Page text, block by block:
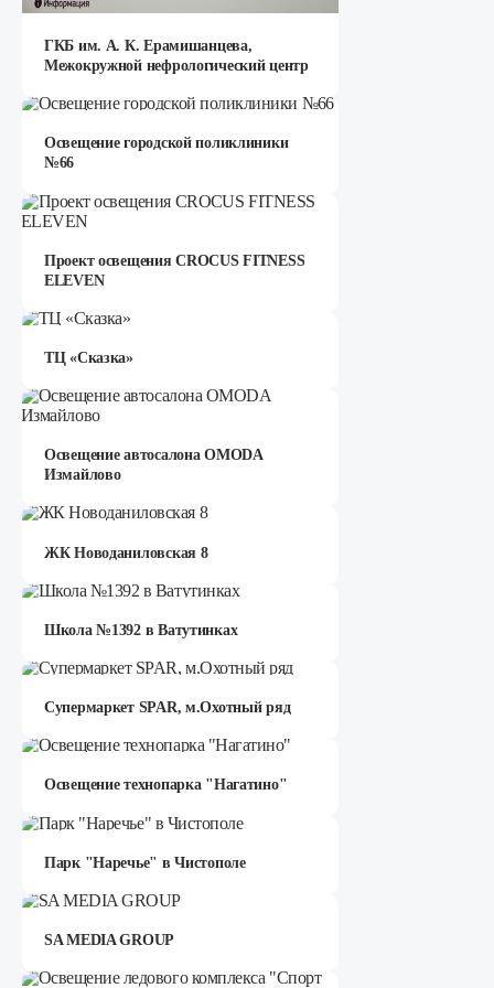
ГКБ им. А. К. Ерамишанцева,
Межокружной нефрологический центр
Освещение городской поликлиники
№66
Проект освещения CROCUS FITNESS
ELEVEN
ТЦ «Сказка»
Освещение автосалона OMODA
Измайлово
ЖК Новоданиловская 8
Школа №1392 в Ватутинках
Супермаркет SPAR, м.Охотный ряд
Освещение технопарка "Нагатино"
Парк "Наречье" в Чистополе
SA MEDIA GROUP